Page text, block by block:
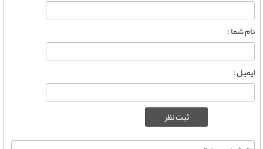
نام شما :
ایمیل :